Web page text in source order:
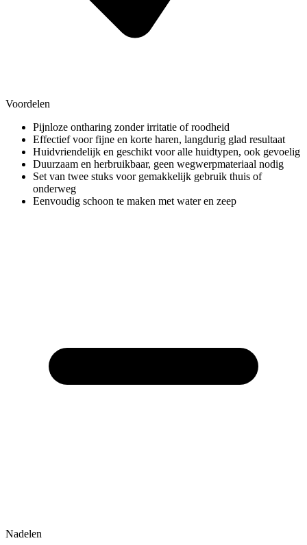
Voordelen
Pijnloze ontharing zonder irritatie of roodheid
Effectief voor fijne en korte haren, langdurig glad resultaat
Huidvriendelijk en geschikt voor alle huidtypen, ook gevoelig
Duurzaam en herbruikbaar, geen wegwerpmateriaal nodig
Set van twee stuks voor gemakkelijk gebruik thuis of
onderweg
Eenvoudig schoon te maken met water en zeep
Nadelen